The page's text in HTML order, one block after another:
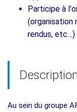
Participe à
(organisation
rendus,
Au sein du groupe